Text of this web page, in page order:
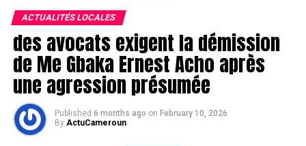
ACTUALITÉS LOCALES
des avocats exigent la démission
de Me Gbaka Ernest Acho après
une agression présumée
Published 6 months ago on February 10, 2026
By ActuCameroun